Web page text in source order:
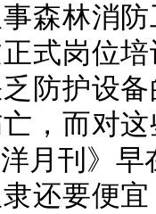
森林消
式岗位
防护设
，而对
月刊》早
还要便